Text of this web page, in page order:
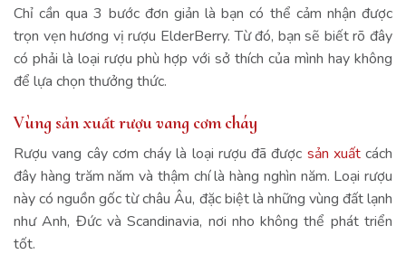
Chỉ cần qua 3 bước đơn giản là bạn có thể cảm nhận được
trọn vẹn hương vị rượu ElderBerry. Từ đó, bạn sẽ biết rõ đây
có phải là loại rượu phù hợp với sở thích của mình hay không
để lựa chọn thưởng thức.
Vùng sản xuất rượu vang cơm cháy
Rượu vang cây cơm cháy là loại rượu đã được sản xuấtcách
đây hàng trăm năm và thậm chí là hàng nghìn năm. Loại rượu
này có nguồn gốc từ châu Âu, đặc biệt là những vùng đất lạnh
như Anh, Đức và Scandinavia, nơi nho không thể phát triển
tốt.